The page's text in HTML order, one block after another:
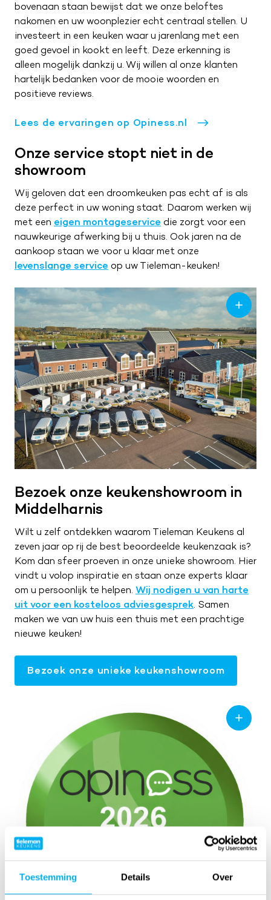
Toestemming Details Over
MA
09:00 – 17:00
DI
09:00 – 17:00
WO
09:00 – 17:00
DO
09:00 – 17:00
VR
09:00 – 21:00
ZA
09:00 – 17:00
bovenaan staan bewijst dat we onze beloftes
nakomen en uw woonplezier echt centraal stellen. U
investeert in een keuken waar u jarenlang met een
goed gevoel in kookt en leeft. Deze erkenning is
alleen mogelijk dankzij u. Wij willen al onze klanten
hartelijk bedanken voor de mooie woorden en
positieve reviews.
Lees de ervaringen op Opiness.nl
Onze service stopt niet in de
showroom
Wij geloven dat een droomkeuken pas echt af is als
deze perfect in uw woning staat. Daarom werken wij
met een eigen montageservice die zorgt voor een
nauwkeurige afwerking bij u thuis. Ook jaren na de
aankoop staan we voor u klaar met onze
levenslange service op uw Tieleman-keuken!
Bezoek onze keukenshowroom in
Middelharnis
Wilt u zelf ontdekken waarom Tieleman Keukens al
zeven jaar op rij de best beoordeelde keukenzaak is?
Kom dan sfeer proeven in onze unieke showroom. Hier
vindt u volop inspiratie en staan onze experts klaar
om u persoonlijk te helpen. Wij nodigen u van harte
uit voor een kosteloos adviesgesprek. Samen
maken we van uw huis een thuis met een prachtige
nieuwe keuken!
Bezoek onze unieke keukenshowroom